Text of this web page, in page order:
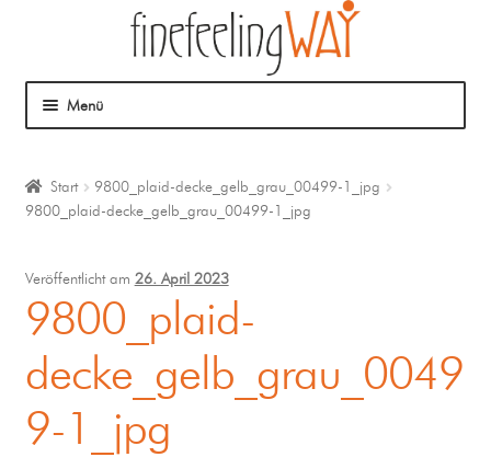
Menü
Mein Angebot
Coaching
Klangmassage
Start
9800_plaid-decke_gelb_grau_00499-1_jpg
9800_plaid-decke_gelb_grau_00499-1_jpg
Veröffentlicht am 26. April 2023
9800_plaid-
decke_gelb_grau_0049
9-1_jpg